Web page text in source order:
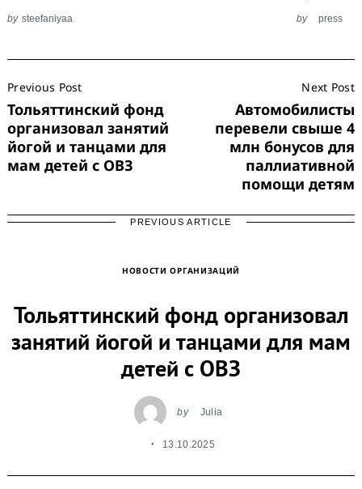
by steefaniyaa by press
Navigation
Previous Post
Тольяттинский фонд
организовал занятий
йогой и танцами для
мам детей с ОВЗ
Next Post
Автомобилисты
перевели свыше 4
млн бонусов для
паллиативной
помощи детям
PREVIOUS ARTICLE
НОВОСТИ ОРГАНИЗАЦИЙ
Тольяттинский фонд организовал
занятий йогой и танцами для мам
детей с ОВЗ
by Julia
13.10.2025